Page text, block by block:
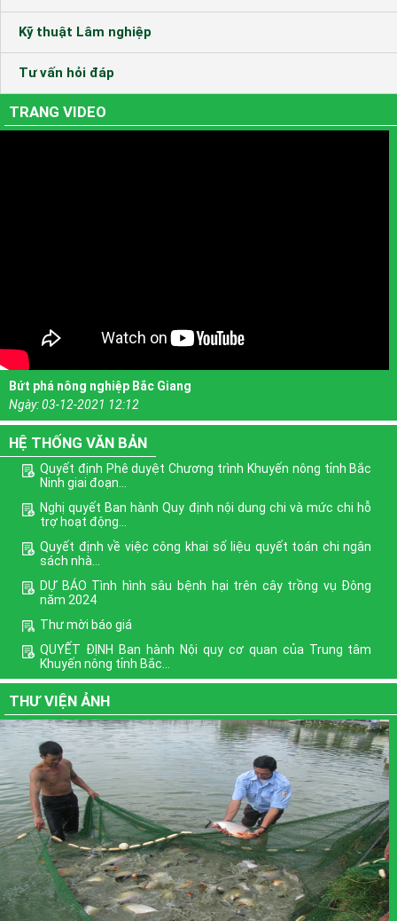
Kỹ thuật Lâm nghiệp
Tư vấn hỏi đáp
TRANG VIDEO
Bứt phá nông nghiệp Bắc Giang
Ngày:03-12-2021 12:12
HỆ THỐNG VĂN BẢN
Quyết định Phê duyệt Chương trình Khuyến nông tỉnh Bắc
Ninh giai đoạn...
Nghị quyết Ban hành Quy định nội dung chi và mức chi hỗ
trợ hoạt động...
Quyết định về việc công khai số liệu quyết toán chi ngân
sách nhà...
DỰ BÁO Tình hình sâu bệnh hại trên cây trồng vụ Đông
năm 2024
Thư mời báo giá
QUYẾT ĐỊNH Ban hành Nội quy cơ quan của Trung tâm
Khuyến nông tỉnh Bắc...
thôn mới giai...
Định hướng nội dung phổ biến giáo dục pháp luật quý III
năm 2022
Xem thêm
THƯ VIỆN ẢNH